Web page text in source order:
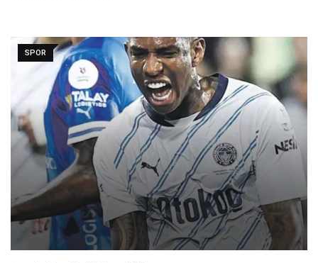
SPOR